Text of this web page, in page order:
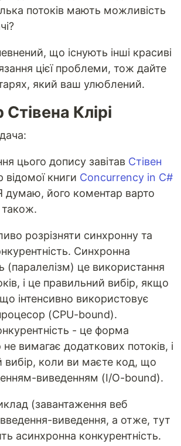
потоків мають можливість
що існують інші красиві
цієї проблеми, тож дайте
який ваш улюблений.
Клірі
цього допису завітав Стівен
відомої книги Concurrency in C#
думаю, його коментар варто
також.
розрізняти синхронну та
Синхронна
(паралелізм) це використання
і це правильний вибір, якщо
інтенсивно використовує
(CPU-bound).
- це форма
вимагає додаткових потоків, і
вибір, коли ви маєте код, що
виведенням (I/O-bound).
(завантаження веб
виведення, а отже, тут
асинхронна конкурентність.